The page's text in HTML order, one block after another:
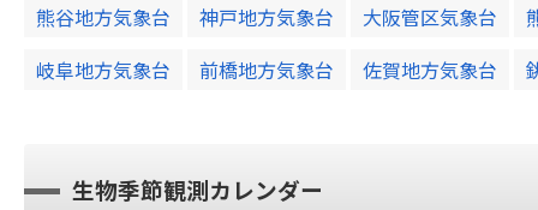
熊谷地方気象台
神戸地方気象台 大阪管区気象台
岐阜地方気象台
前橋地方気象台 佐賀地方気象台
生物季節観測カレンダー